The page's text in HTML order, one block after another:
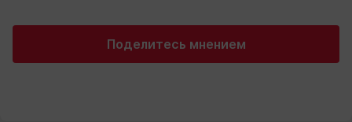
Поделитесь мнением